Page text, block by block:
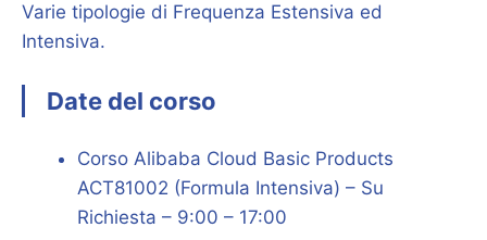
Varie tipologie di Frequenza Estensiva ed
Intensiva.
Date del corso
Corso Alibaba Cloud Basic Products
ACT81002 (Formula Intensiva) – Su
Richiesta – 9:00 – 17:00